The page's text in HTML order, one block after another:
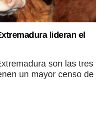
lideran el
son las tres
un mayor censo de